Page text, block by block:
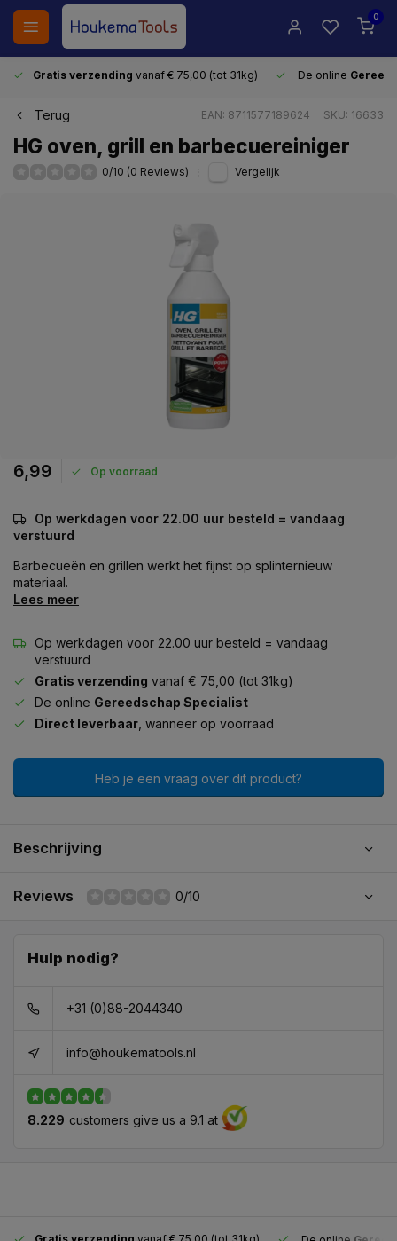
0
Gratis verzending vanaf € 75,00 (tot 31kg) De online
Terug EAN: 8711577189624 SKU: 16633
HG oven, grill en barbecuereiniger
0/10 (0 Reviews) Vergelijk
6,99 Op voorraad
Op werkdagen voor 22.00 uur besteld = vandaag
verstuurd
Barbecueën en grillen werkt het fijnst op splinternieuw
materiaal.
Lees meer
Op werkdagen voor 22.00 uur besteld = vandaag
verstuurd
Gratis verzending vanaf € 75,00 (tot 31kg)
De online Gereedschap Specialist
Direct leverbaar , wanneer op voorraad
Heb je een vraag over dit product?
Beschrijving
Reviews 0/10
Hulp nodig?
+31 (0)88-2044340
info@houkematools.nl
8.229 customers give us a 9.1 at